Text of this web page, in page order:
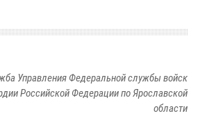
Управления Федеральной службы войск
Российской Федерации по Ярославской
области